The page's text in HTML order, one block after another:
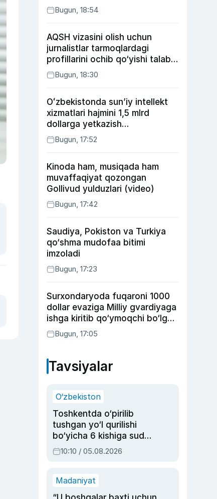
Bugun, 18:54
AQSH vizasini olish uchun
jurnalistlar tarmoqlardagi
profillarini ochib qo‘yishi talab
etilishi mumkin
Bugun, 18:30
Oʻzbekistonda sunʼiy intellekt
xizmatlari hajmini 1,5 mlrd
dollarga yetkazish
rejalashtirilmoqda
Bugun, 17:52
Kinoda ham, musiqada ham
muvaffaqiyat qozongan
Gollivud yulduzlari (video)
Bugun, 17:42
Saudiya, Pokiston va Turkiya
qo‘shma mudofaa bitimi
imzoladi
Bugun, 17:23
Surxondaryoda fuqaroni 1000
dollar evaziga Milliy gvardiyaga
ishga kiritib qo‘ymoqchi bo‘lgan
shaxs ushlandi
Bugun, 17:05
Tavsiyalar
O‘zbekiston
Toshkentda o‘pirilib
tushgan yo‘l qurilishi
bo‘yicha 6 kishiga sud
hukmi o‘qildi
10:10 / 05.08.2026
Madaniyat